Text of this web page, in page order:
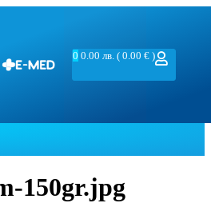
0 0.00лв. ( 0.00 € )
150gr.jpg